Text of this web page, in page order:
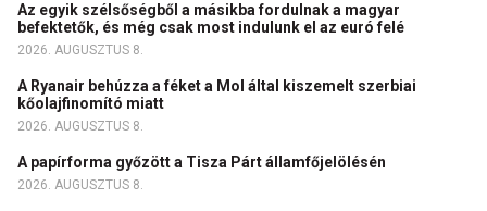
Az egyik szélsőségből a másikba fordulnak a magyar
befektetők, és még csak most indulunk el az euró felé
2026. AUGUSZTUS 8.
A Ryanair behúzza a féket a Mol által kiszemelt szerbiai
kőolajfinomító miatt
2026. AUGUSZTUS 8.
A papírforma győzött a Tisza Párt államfőjelölésén
2026. AUGUSZTUS 8.